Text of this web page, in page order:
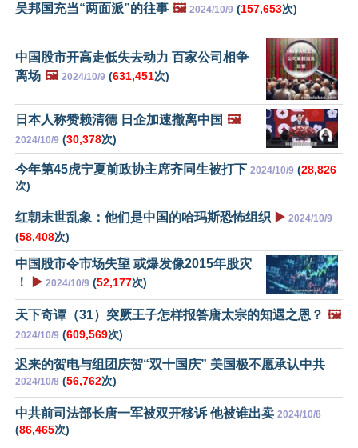
吴邦国充当“两面派”的往事 🖼️ 2024/10/9 (157,653次)
中国股市开高走低失去动力 百家公司相争
离场 🖼️ 2024/10/9 (631,451次)
日本人称赞赖清德 日企加速撤离中国 🖼️
2024/10/9 (30,378次)
今年第45虎宁夏前政协主席齐同生被打下 2024/10/9 (28,826
次)
红朝末世乱象：他们是中国的哈玛斯恐怖组织 ▶️ 2024/10/9
(58,408次)
中国股市令市场失望 或爆发像2015年股灾
！
▶️ 2024/10/9 (52,177次)
天下奇谭（31）突厥王子怎样报答唐太宗的知遇之恩？ 🖼️
2024/10/9 (609,569次)
迟来的贺电与组团庆贺“双十国庆” 美国极不愿承认中共
2024/10/8 (56,762次)
中共前司法部长唐一军被双开移诉 他被谁出卖 2024/10/8
(86,465次)